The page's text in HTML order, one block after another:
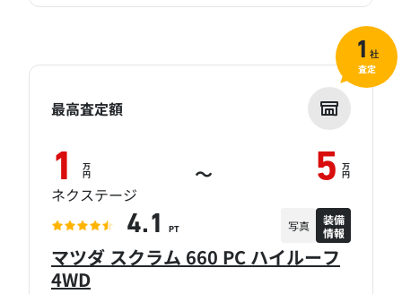
マツダ スクラム 660 PC ハイルーフ
4WD
最高査定額
1 万
円 ～ 5 万
円
ネクステージ
4.1 PT 写真
装備
情報
1 社
査定